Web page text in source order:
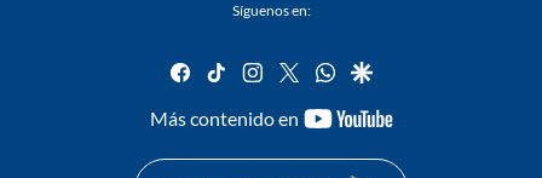
Síguenos en:
facebook
tiktok instagram
twitterwhatsapp
google
Más contenido en
youtube-